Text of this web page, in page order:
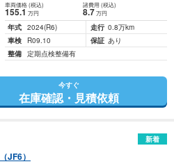
車両価格(税込)
155.1万円
諸費用 (税込)
8.7 万円
年式 2024(R6) 走行 0.8万km
車検
R09.10 保証 あり
整備 定期点検整備有
今すぐ
在庫確認・見積依頼
新着
（JF6）